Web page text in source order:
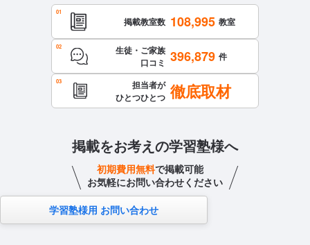
掲載教室数 108,995 教室
生徒・ご家族
口コミ 396,879 件
担当者が
ひとつひとつ 徹底取材
掲載をお考えの学習塾様へ
初期費用無料で掲載可能
お気軽にお問い合わせください
学習塾様用 お問い合わせ